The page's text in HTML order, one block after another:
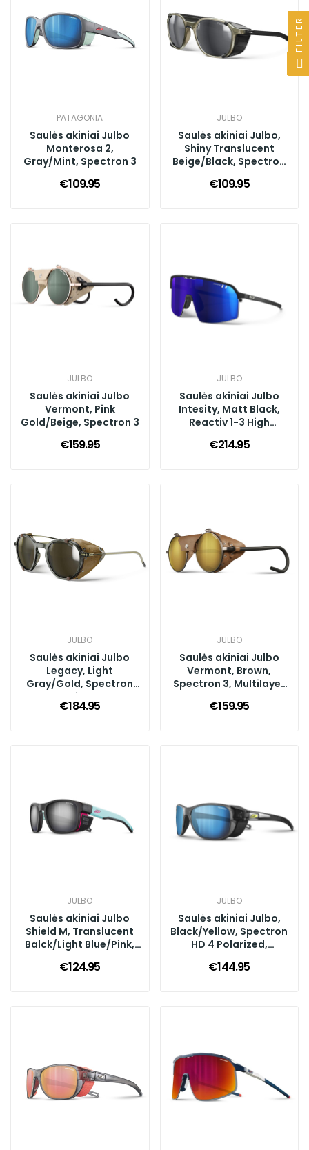
PATAGONIA
Saulės akiniai Julbo
Monterosa 2,
Gray/Mint, Spectron 3
€109.95
JULBO
Saulės akiniai Julbo,
Shiny Translucent
Beige/Black, Spectron
€109.95
JULBO
Saulės akiniai Julbo
Vermont, Pink
Gold/Beige, Spectron 3
€159.95
JULBO
Saulės akiniai Julbo
Intesity, Matt Black,
Reactiv 1-3 High
€214.95
JULBO
Saulės akiniai Julbo
Legacy, Light
Gray/Gold, Spectron
Polarized 3+
€184.95
JULBO
Saulės akiniai Julbo
Vermont, Brown,
Spectron 3, Multilayer
€159.95
JULBO
Saulės akiniai Julbo
Shield M, Translucent
Balck/Light Blue/Pink,
Spectron 4, Silver Flash
€124.95
JULBO
Saulės akiniai Julbo,
Black/Yellow, Spectron
HD 4 Polarized,
Multilayer Blue
€144.95
FILTER